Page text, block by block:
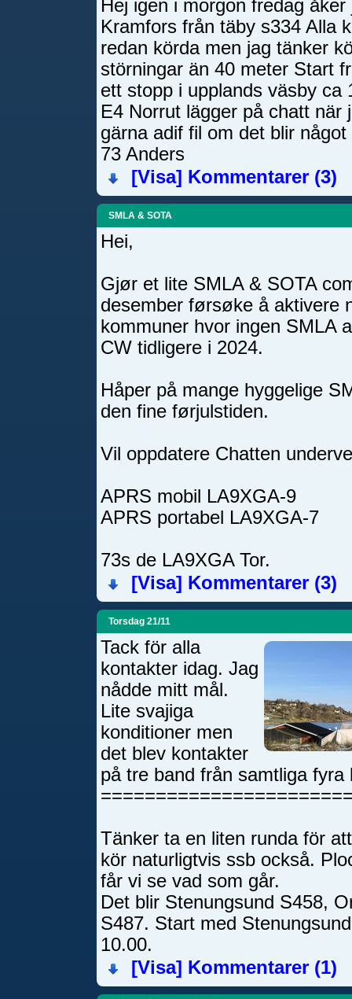
Hej igen i morgon fredag
Kramfors från täby s334 Alla
redan körda men jag tänker
störningar än 40 meter Start
ett stopp i upplands väsby ca
E4 Norrut lägger på chatt när
gärna adif fil om det blir något
73 Anders
[Visa]
Kommentarer (3)
SMLA & SOTA
Hei,
Gjør et lite SMLA & SOTA
desember førsøke å aktivere
kommuner hvor ingen SMLA
CW tidligere i 2024.
Håper på mange hyggelige
den fine førjulstiden.
Vil oppdatere Chatten
APRS mobil LA9XGA-9
APRS portabel LA9XGA-7
73s de LA9XGA Tor.
[Visa]
Kommentarer (3)
Torsdag 21/11
Tack för alla
kontakter idag. Jag
nådde mitt mål.
Lite svajiga
konditioner men
det blev kontakter
på tre band från samtliga fyra
Tänker ta en liten runda för
kör naturligtvis ssb också.
får vi se vad som går.
Det blir Stenungsund S458,
S487. Start med
10.00.
[Visa]
Kommentarer (1)